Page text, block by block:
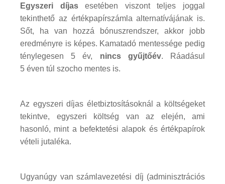
Egyszeri díjasesetében viszont teljes joggal
tekinthető az értékpapírszámla alternatívájának is.
Sőt, ha van hozzá bónuszrendszer, akkor jobb
eredményre is képes. Kamatadó mentessége pedig
ténylegesen 5 év, nincs gyűjtőév. Ráadásul
5 éven túl szocho mentes is.
Az egyszeri díjas életbiztosításoknál a költségeket
tekintve, egyszeri költség van az elején, ami
hasonló, mint a befektetési alapok és értékpapírok
vételi jutaléka.
Ugyanúgy van számlavezetési díj (adminisztrációs